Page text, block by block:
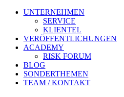
UNTERNEHMEN
SERVICE
KLIENTEL
VERÖFFENTLICHUNGEN
ACADEMY
RISK FORUM
BLOG
SONDERTHEMEN
TEAM / KONTAKT